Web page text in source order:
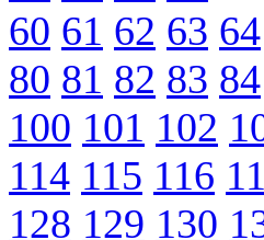
60 61 62 63 64
80 81 82 83 84
100 101 102
114 115 116
128 129 130